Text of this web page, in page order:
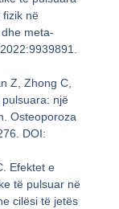
fizik në
meta-
Z, Zhong C,
një
Osteoporoza
DOI:
Efektet e
të pulsuar në
cilësi të jetës